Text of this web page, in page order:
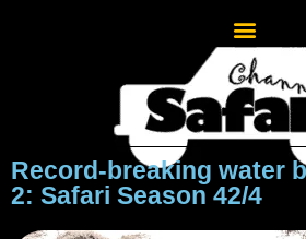
Record-breaking water
2: Safari Season 42/4